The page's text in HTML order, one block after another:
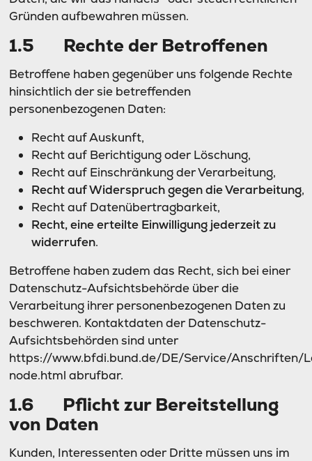
Gründen aufbewahren müssen.
1.5 Rechte der Betroffenen
Betroffene haben gegenüber uns folgende Rechte
hinsichtlich der sie betreffenden
personenbezogenen Daten:
Recht auf Auskunft,
Recht auf Berichtigung oder Löschung,
Recht auf Einschränkung der Verarbeitung,
Recht auf Widerspruch gegen die Verarbeitung,
Recht auf Datenübertragbarkeit,
Recht, eine erteilte Einwilligung jederzeit zu
widerrufen.
Betroffene haben zudem das Recht, sich bei einer
Datenschutz-Aufsichtsbehörde über die
Verarbeitung ihrer personenbezogenen Daten zu
beschweren. Kontaktdaten der Datenschutz-
Aufsichtsbehörden sind unter
https://www.bfdi.bund.de/DE/Service/Anschriften/
node.html abrufbar.
1.6 Pflicht zur Bereitstellung
von Daten
Kunden, Interessenten oder Dritte müssen uns im